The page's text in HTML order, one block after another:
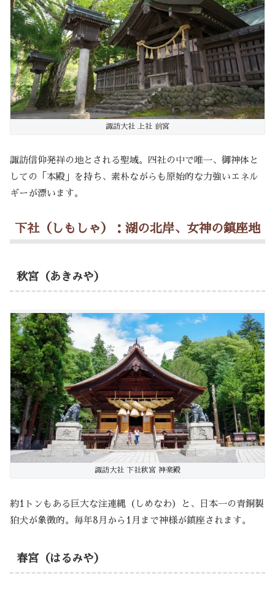
諏訪大社 上社 前宮
諏訪信仰発祥の地とされる聖域。四社の中で唯一、御神体と
しての「本殿」を持ち、素朴ながらも原始的な力強いエネル
ギーが漂います。
下社（しもしゃ）：湖の北岸、女神の鎮座地
秋宮（あきみや）
諏訪大社 下社秋宮 神楽殿
約1トンもある巨大な注連縄（しめなわ）と、日本一の青銅製
狛犬が象徴的。毎年8月から1月まで神様が鎮座されます。
春宮（はるみや）